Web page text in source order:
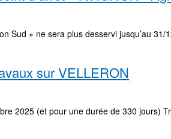
Sud » ne sera plus desservi jusqu’au
sur VELLERON
2025 (et pour une durée de 330 jours)